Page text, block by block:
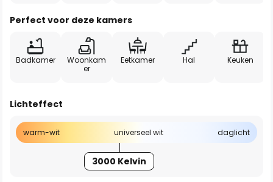
Perfect voor deze kamers
Badkamer
Woonkam
er
Eetkamer Hal Keuken
Lichteffect
warm-wit universeel wit daglicht
3000 Kelvin